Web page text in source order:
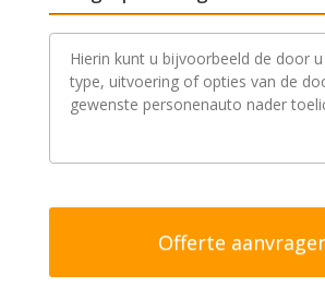
V
o
i